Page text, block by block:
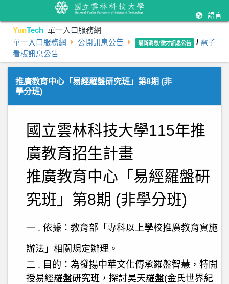
語言
YunTech 單一入口服務網
單一入口服務網 公開訊息公告 最新消息/徵才訊息公告 / 電子
看板訊息公告
推廣教育中心「易經羅盤研究班」第8期 (非
學分班)
國立雲林科技大學115年推
廣教育招生計畫
推廣教育中心「易經羅盤研
究班」第8期 (非學分班)
一 . 依據：教育部「專科以上學校推廣教育實施
辦法」相關規定辦理。
二 . 目的：為發揚中華文化傳承羅盤智慧，特開
授易經羅盤研究班，探討昊天羅盤(金氏世界紀